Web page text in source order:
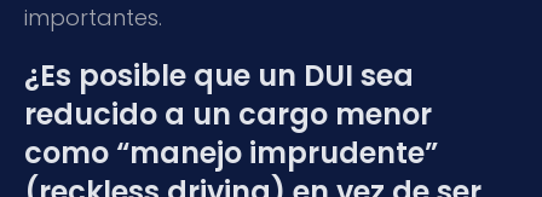
importantes.
¿Es posible que un DUI sea
reducido a un cargo menor
como “manejo imprudente”